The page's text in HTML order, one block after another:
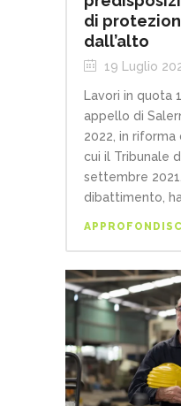
di
dall’alto
19 Luglio
Lavori in quota
appello di
2022, in
cui il Tribunale
settembre
dibattimento,